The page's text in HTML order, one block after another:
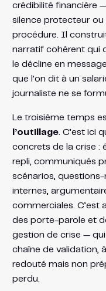
crédibilité financière
silence protecteur ou
procédure. Il
narratif cohérent qui
le décline en
que l’on dit à un
journaliste ne se
Le troisième temps
l’outillage. C’est ici
concrets de la crise :
repli, communiqués
scénarios,
internes,
commerciales. C’est
des porte-parole et
gestion de crise —
chaîne de validation,
redouté mais non
perdu.